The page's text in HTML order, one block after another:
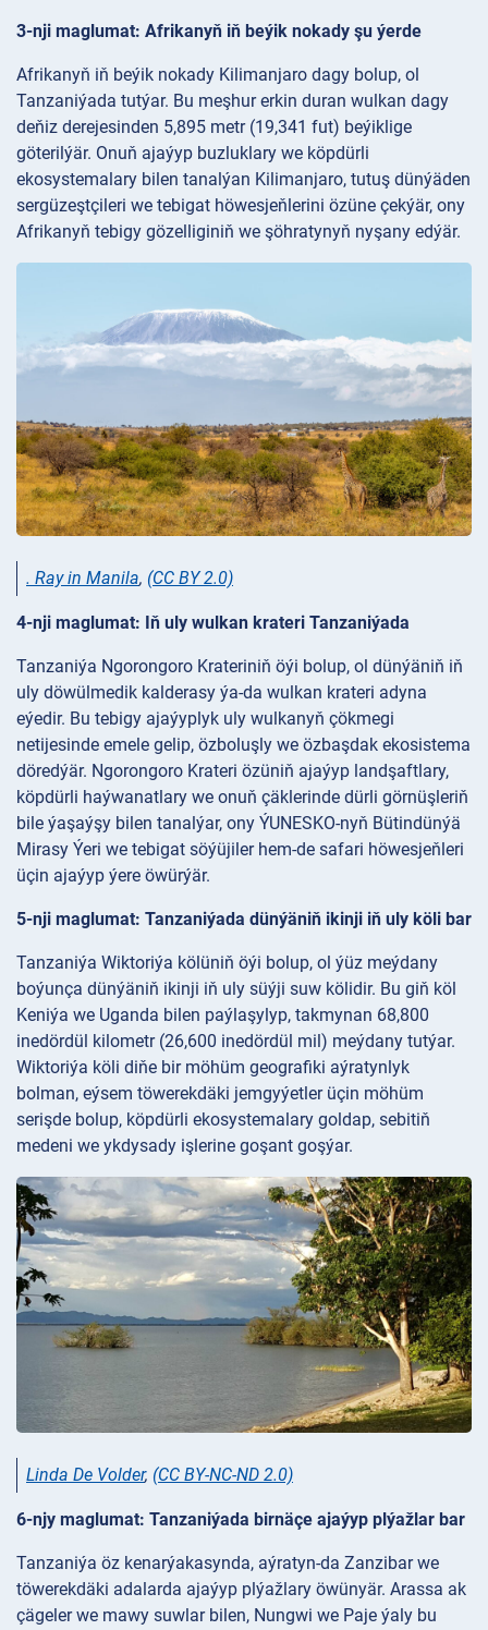
3-nji maglumat: Afrikanyň iň beýik nokady şu ýerde
Afrikanyň iň beýik nokady Kilimanjaro dagy bolup, ol
Tanzaniýada tutýar. Bu meşhur erkin duran wulkan dagy
deňiz derejesinden 5,895 metr (19,341 fut) beýiklige
göterilýär. Onuň ajaýyp buzluklary we köpdürli
ekosystemalary bilen tanalýan Kilimanjaro, tutuş dünýäden
sergüzeştçileri we tebigat höwesjeňlerini özüne çekýär, ony
Afrikanyň tebigy gözelliginiň we şöhratynyň nyşany edýär.
. Ray in Manila, (CC BY 2.0)
4-nji maglumat: Iň uly wulkan krateri Tanzaniýada
Tanzaniýa Ngorongoro Krateriniň öýi bolup, ol dünýäniň iň
uly döwülmedik kalderasy ýa-da wulkan krateri adyna
eýedir. Bu tebigy ajaýyplyk uly wulkanyň çökmegi
netijesinde emele gelip, özboluşly we özbaşdak ekosistema
döredýär. Ngorongoro Krateri özüniň ajaýyp landşaftlary,
köpdürli haýwanatlary we onuň çäklerinde dürli görnüşleriň
bile ýaşaýşy bilen tanalýar, ony ÝUNESKO-nyň Bütindünýä
Mirasy Ýeri we tebigat söýüjiler hem-de safari höwesjeňleri
üçin ajaýyp ýere öwürýär.
5-nji maglumat: Tanzaniýada dünýäniň ikinji iň uly köli bar
Tanzaniýa Wiktoriýa kölüniň öýi bolup, ol ýüz meýdany
boýunça dünýäniň ikinji iň uly süýji suw kölidir. Bu giň köl
Keniýa we Uganda bilen paýlaşylyp, takmynan 68,800
inedördül kilometr (26,600 inedördül mil) meýdany tutýar.
Wiktoriýa köli diňe bir möhüm geografiki aýratynlyk
bolman, eýsem töwerekdäki jemgyýetler üçin möhüm
serişde bolup, köpdürli ekosystemalary goldap, sebitiň
medeni we ykdysady işlerine goşant goşýar.
Linda De Volder, (CC BY-NC-ND 2.0)
6-njy maglumat: Tanzaniýada birnäçe ajaýyp plýažlar bar
Tanzaniýa öz kenarýakasynda, aýratyn-da Zanzibar we
töwerekdäki adalarda ajaýyp plýažlary öwünyär. Arassa ak
çägeler we mawy suwlar bilen, Nungwi we Paje ýaly bu